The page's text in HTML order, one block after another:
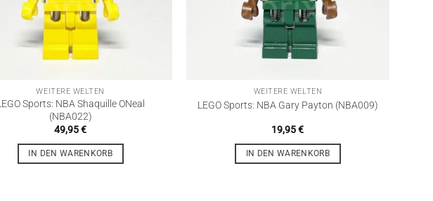
WEITERE WELTEN
Sports: NBA Shaquille ONeal
(NBA022)
49,95€
IN DEN WARENKORB
WEITERE WELTEN
LEGO Sports: NBA Gary Payton (NBA009)
19,95€
IN DEN WARENKORB